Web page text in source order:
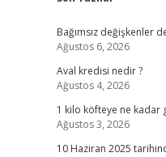
Sidebar
Bağımsız değişkenler
Ağustos 6, 2026
Aval kredisi nedir ?
Ağustos 4, 2026
1 kilo köfteye ne kadar
Ağustos 3, 2026
10 Haziran 2025